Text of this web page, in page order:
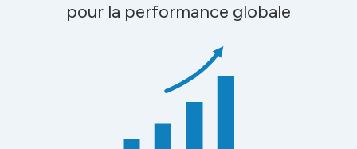
pour la performance globale